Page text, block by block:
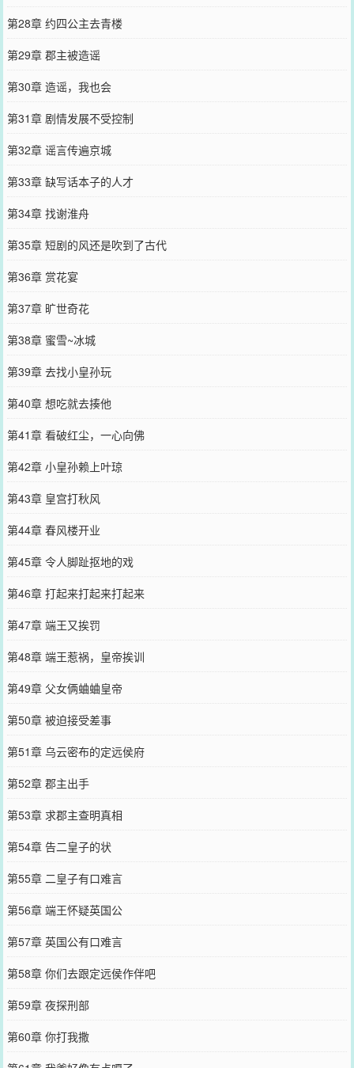
第28章 约四公主去青楼
第29章 郡主被造谣
第30章 造谣，我也会
第31章 剧情发展不受控制
第32章 谣言传遍京城
第33章 缺写话本子的人才
第34章 找谢淮舟
第35章 短剧的风还是吹到了古代
第36章 赏花宴
第37章 旷世奇花
第38章 蜜雪~冰城
第39章 去找小皇孙玩
第40章 想吃就去揍他
第41章 看破红尘，一心向佛
第42章 小皇孙赖上叶琼
第43章 皇宫打秋风
第44章 春风楼开业
第45章 令人脚趾抠地的戏
第46章 打起来打起来打起来
第47章 端王又挨罚
第48章 端王惹祸，皇帝挨训
第49章 父女俩蛐蛐皇帝
第50章 被迫接受差事
第51章 乌云密布的定远侯府
第52章 郡主出手
第53章 求郡主查明真相
第54章 告二皇子的状
第55章 二皇子有口难言
第56章 端王怀疑英国公
第57章 英国公有口难言
第58章 你们去跟定远侯作伴吧
第59章 夜探刑部
第60章 你打我撒